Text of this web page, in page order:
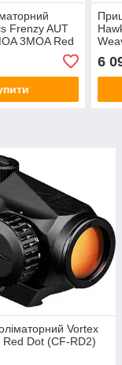
Frenzy AUT
3MOA Red
6
Vortex
Dot (CF-RD2)